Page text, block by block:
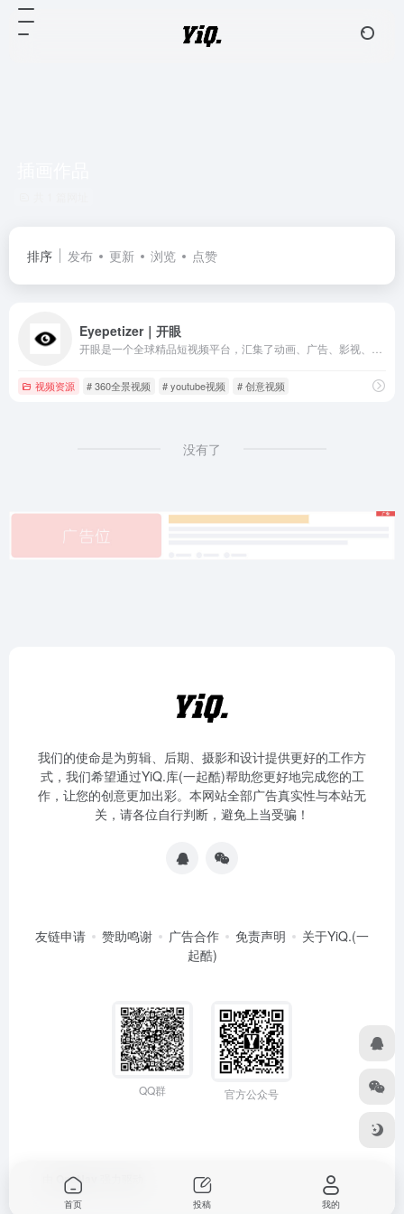
排序 发布 更新 浏览 点赞
Eyepetizer｜开眼
视频资源 # 360全景视频 # youtube视频 # 创意视频
没有了
我们的使命是为剪辑、后期、摄影和设计提供更好的工作方
式，我们希望通过YiQ.库(一起酷)帮助您更好地完成您的工
作，让您的创意更加出彩。本网站全部广告真实性与本站无
关，请各位自行判断，避免上当受骗！
友链申请 赞助鸣谢 广告合作 免责声明
关于YiQ.(一
起酷)
QQ群 官方公众号
OneNav
首页 投稿 我的